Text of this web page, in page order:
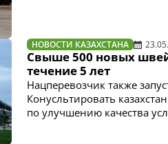
НОВОСТИ КАЗАХСТАНА
Свыше 500 новых
течение 5 лет
Нацперевозчик также
Конусльтировать
по улучшению качества